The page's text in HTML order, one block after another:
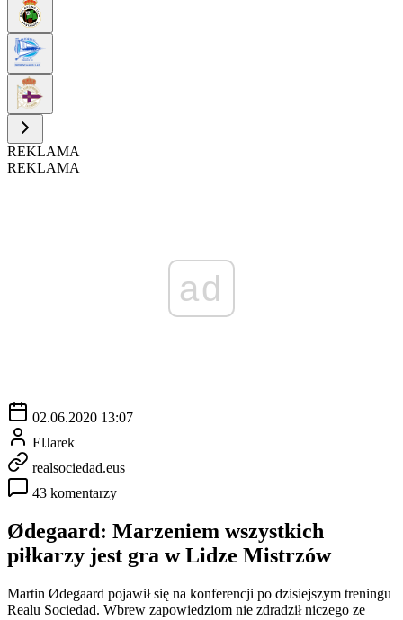
REKLAMA
REKLAMA
ad
02.06.2020 13:07
ElJarek
realsociedad.eus
43 komentarzy
Ødegaard: Marzeniem wszystkich
piłkarzy jest gra w Lidze Mistrzów
Martin Ødegaard pojawił się na konferencji po dzisiejszym treningu
Realu Sociedad. Wbrew zapowiedziom nie zdradził niczego ze